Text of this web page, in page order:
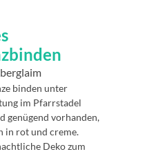
binden unter
im Pfarrstadel
genügend vorhanden,
in rot und creme.
Deko zum